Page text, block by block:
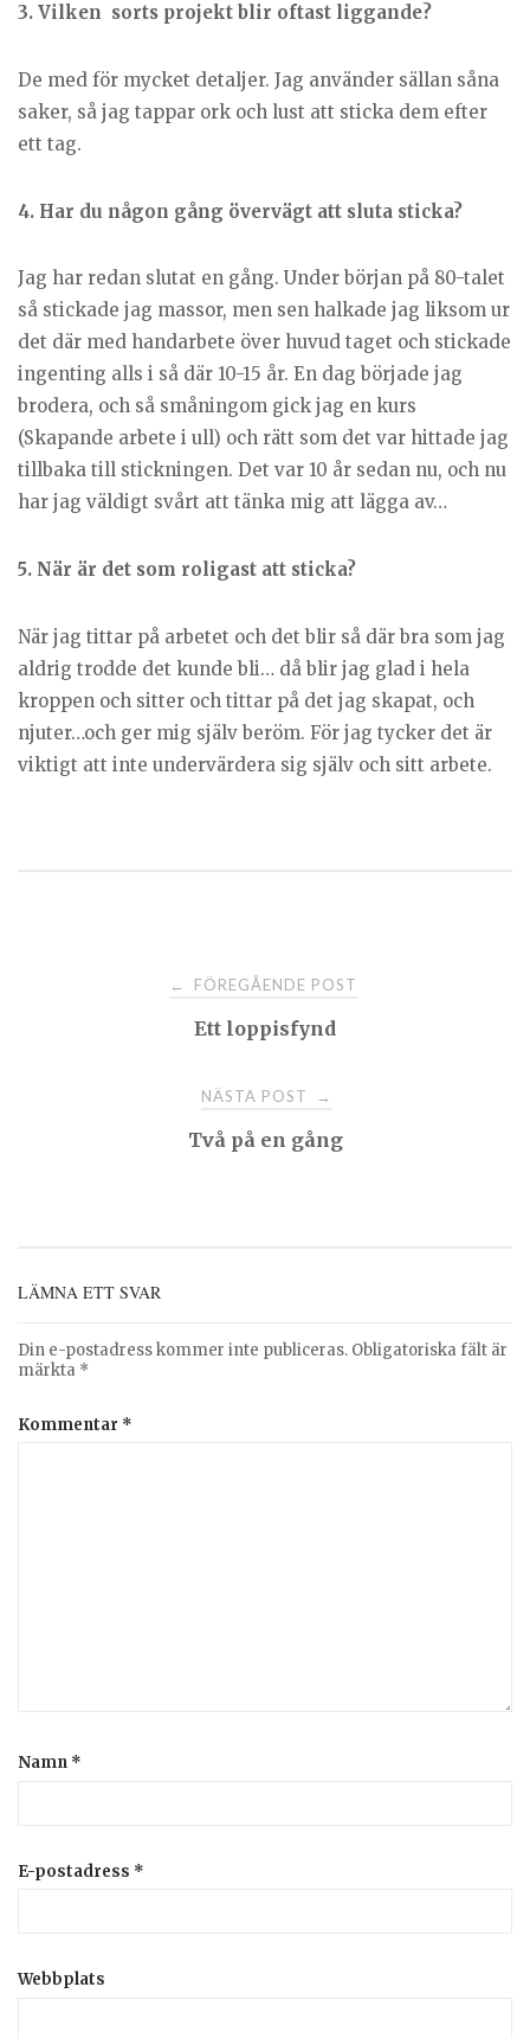
3. Vilken sorts projekt blir oftast liggande?
De med för mycket detaljer. Jag använder sällan såna
saker, så jag tappar ork och lust att sticka dem efter
ett tag.
4. Har du någon gång övervägt att sluta sticka?
Jag har redan slutat en gång. Under början på 80-talet
så stickade jag massor, men sen halkade jag liksom ur
det där med handarbete över huvud taget och stickade
ingenting alls i så där 10-15 år. En dag började jag
brodera, och så småningom gick jag en kurs
(Skapande arbete i ull) och rätt som det var hittade jag
tillbaka till stickningen. Det var 10 år sedan nu, och nu
har jag väldigt svårt att tänka mig att lägga av…
5. När är det som roligast att sticka?
När jag tittar på arbetet och det blir så där bra som jag
aldrig trodde det kunde bli… då blir jag glad i hela
kroppen och sitter och tittar på det jag skapat, och
njuter…och ger mig själv beröm. För jag tycker det är
viktigt att inte undervärdera sig själv och sitt arbete.
← FÖREGÅENDE POST
Ett loppisfynd
NÄSTA POST →
Två på en gång
LÄMNA ETT SVAR
Din e-postadress kommer inte publiceras. Obligatoriska fält är
märkta *
Kommentar *
Namn *
E-postadress *
Webbplats